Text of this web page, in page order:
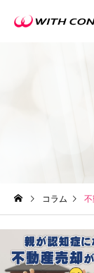
ウ
コラム 不